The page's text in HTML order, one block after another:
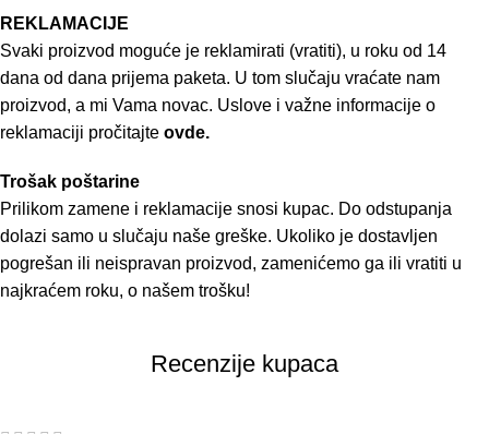
REKLAMACIJE
Svaki proizvod moguće je reklamirati (vratiti), u roku od 14
dana od dana prijema paketa. U tom slučaju vraćate nam
proizvod, a mi Vama novac. Uslove i važne informacije o
reklamaciji pročitajte ovde.
Trošak poštarine
Prilikom zamene i reklamacije snosi kupac. Do odstupanja
dolazi samo u slučaju naše greške. Ukoliko je dostavljen
pogrešan ili neispravan proizvod, zamenićemo ga ili vratiti u
najkraćem roku, o našem trošku!
Recenzije kupaca